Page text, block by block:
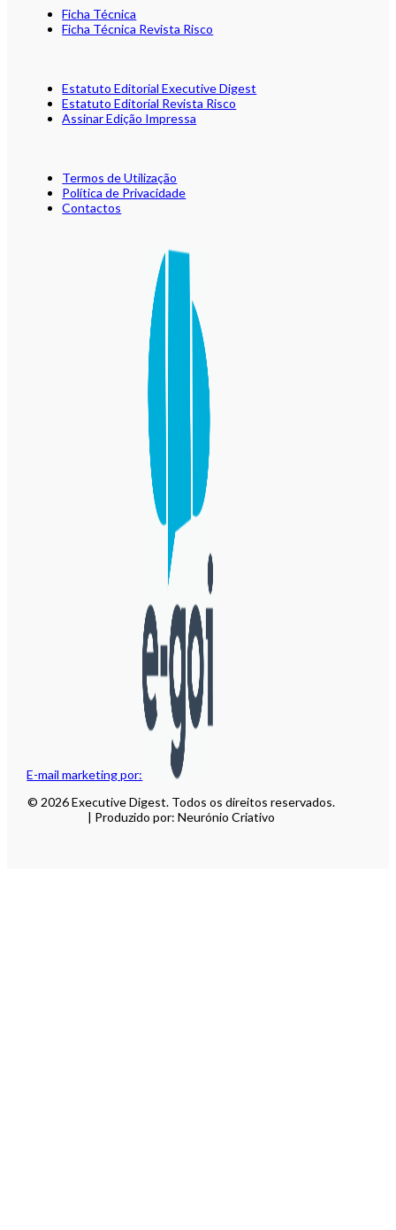
E-mail marketing por:
Ficha Técnica
Ficha Técnica Revista Risco
Estatuto Editorial Executive Digest
Estatuto Editorial Revista Risco
Assinar Edição Impressa
Termos de Utilização
Política de Privacidade
Contactos
© 2026 Executive Digest. Todos os direitos reservados.
| Produzido por: Neurónio Criativo